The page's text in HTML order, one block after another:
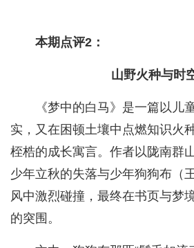
本期点评2：
山野火种与时
《梦中的白马》是一篇以儿
实，又在困顿土壤中点燃知识火
桎梏的成长寓言。作者以陇南群
少年立秋的失落与少年狗狗布（
风中激烈碰撞，最终在书页与梦
的突围。